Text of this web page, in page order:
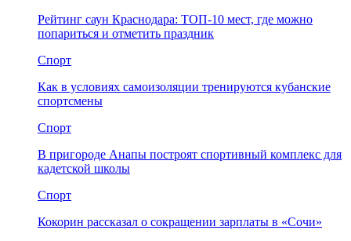
Рейтинг саун Краснодара: ТОП-10 мест, где можно
попариться и отметить праздник
Спорт
Как в условиях самоизоляции тренируются кубанские
спортсмены
Спорт
В пригороде Анапы построят спортивный комплекс для
кадетской школы
Спорт
Кокорин рассказал о сокращении зарплаты в «Сочи»